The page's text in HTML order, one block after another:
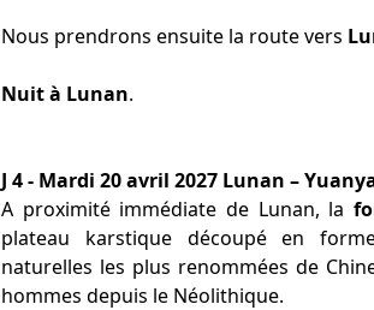
Nous prendrons ensuite la route vers
Nuit à Lunan.
J 4 - Mardi 20 avril 2027 Lunan –
A proximité immédiate de Lunan, la
plateau karstique découpé en
naturelles les plus renommées de
hommes depuis le Néolithique.